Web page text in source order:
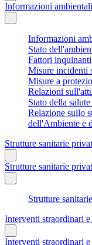
Informazioni ambientali
Informazioni
Stato
Fattori inquinanti
Misure incidenti
Misure a
Relazioni
Stato della
Relazione sullo
dell'Ambiente e
Strutture sanitarie
Strutture sanitarie
Strutture
Interventi straordinari e
Interventi straordinari e